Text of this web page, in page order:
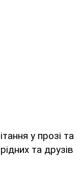
у прозі та
та друзів